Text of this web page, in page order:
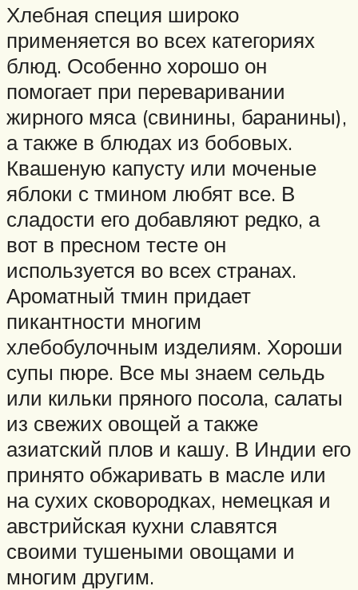
Хлебная специя широко
применяется во всех категориях
блюд. Особенно хорошо он
помогает при переваривании
жирного мяса (свинины, баранины),
а также в блюдах из бобовых.
Квашеную капусту или моченые
яблоки с тмином любят все. В
сладости его добавляют редко, а
вот в пресном тесте он
используется во всех странах.
Ароматный тмин придает
пикантности многим
хлебобулочным изделиям. Хороши
супы пюре. Все мы знаем сельдь
или кильки пряного посола, салаты
из свежих овощей а также
азиатский плов и кашу. В Индии его
принято обжаривать в масле или
на сухих сковородках, немецкая и
австрийская кухни славятся
своими тушеными овощами и
многим другим.